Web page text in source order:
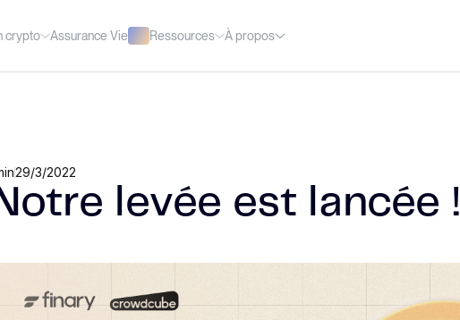
crypto Assurance Vie Ressources À propos
29/3/2022
levée est lancée !